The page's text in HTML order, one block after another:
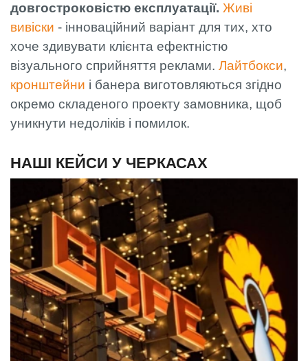
довгостроковістю експлуатації. Живі
вивіски - інноваційний варіант для тих, хто
хоче здивувати клієнта ефектністю
візуального сприйняття реклами. Лайтбокси,
кронштейни і банера виготовляються згідно
окремо складеного проекту замовника, щоб
уникнути недоліків і помилок.
НАШІ КЕЙСИ У ЧЕРКАСАХ